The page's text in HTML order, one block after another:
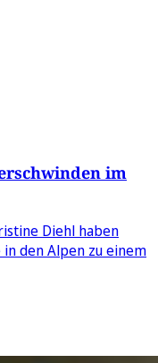
im
Diehl haben
den Alpen zu einem